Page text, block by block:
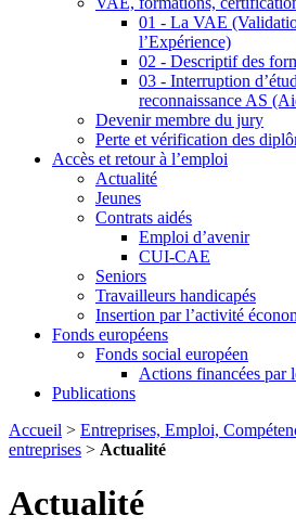
01 - La VAE
l’Expérience)
02 - Descriptif des
03 - Interruption
reconnaissance AS
Devenir membre du jury
Perte et vérification des
Accès et retour à l’emploi
Actualité
Jeunes
Contrats aidés
Emploi d’avenir
CUI-CAE
Seniors
Travailleurs handicapés
Insertion par l’activité
Fonds européens
Fonds social européen
Actions financées par
Publications
Accueil > Entreprises, Emploi,
entreprises > Actualité
Actualité